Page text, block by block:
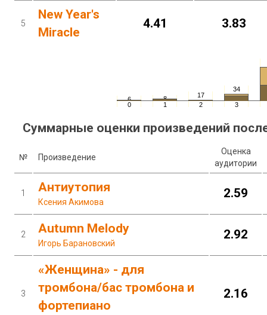
5
New Year's
Miracle
4.41 3.83
6
0
8
1
17
2
34
3
Суммарные оценки произведений
№ Произведение
Оценка
аудитории
1 Антиутопия
Ксения Акимова
2.59
2 Autumn Melody
Игорь Барановский
2.92
3
«Женщина» - для
тромбона/бас тромбона и
фортепиано
2.16